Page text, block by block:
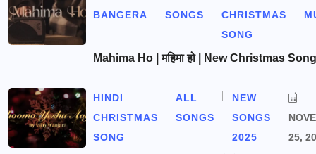
BANGERA
SONGS
CHRISTMAS
SONG
Mahima Ho | महिमा हो | New Christmas Song
HINDI
CHRISTMAS
SONG
ALL
SONGS
NEW
SONGS
2025
25,